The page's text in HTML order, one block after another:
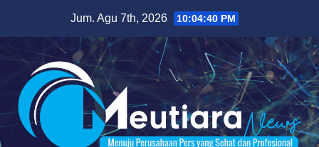
content
Jum. Agu 7th, 2026 10:04:42 PM